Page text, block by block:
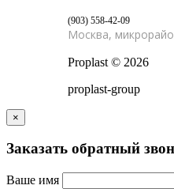
(903) 558-42-09
Москва,
Proplast © 2026
proplast-group
×
Заказать обратный
Ваше имя